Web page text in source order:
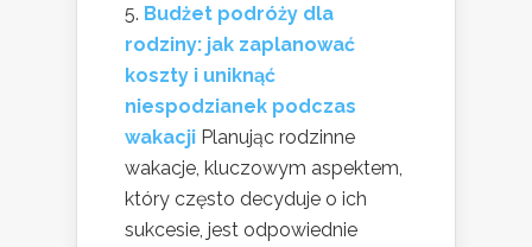
Budżet podróży dla
rodziny: jak zaplanować
koszty i uniknąć
niespodzianek podczas
wakacji Planując rodzinne
wakacje, kluczowym aspektem,
który często decyduje o ich
sukcesie, jest odpowiednie